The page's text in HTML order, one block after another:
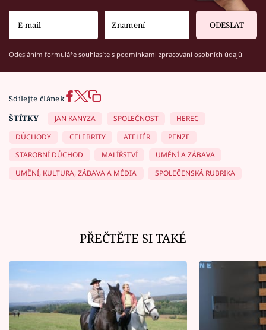
ODESLAT
Odesláním formuláře souhlasíte s podmínkami zpracování osobních údajů
Sdílejte článek
ŠTÍTKY
JAN KANYZA SPOLEČNOST
HEREC
DŮCHODY
CELEBRITY ATELIÉR
PENZE
STAROBNÍ DŮCHOD
MALÍŘSTVÍ
UMĚNÍ A ZÁBAVA
UMĚNÍ, KULTURA, ZÁBAVA A MÉDIA
SPOLEČENSKÁ RUBRIKA
PŘEČTĚTE SI TAKÉ